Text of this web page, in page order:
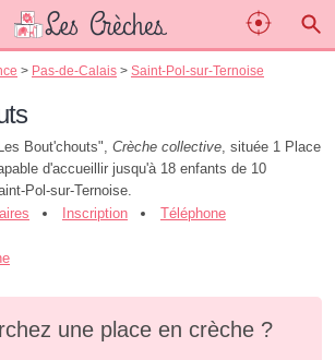
> Pas-de-Calais > Saint-Pol-sur-Ternoise
Bout'chouts", Crèche collective, située 1 Place
d'accueillir jusqu'à 18 enfants de 10
Pol-sur-Ternoise.
Inscription Téléphone
une place en crèche ?